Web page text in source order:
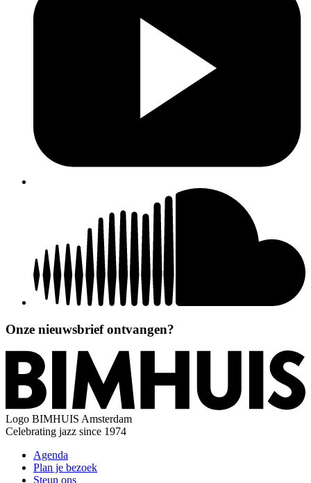
Onze nieuwsbrief ontvangen?
Logo BIMHUIS Amsterdam
Celebrating jazz since 1974
Agenda
Plan je bezoek
Steun ons